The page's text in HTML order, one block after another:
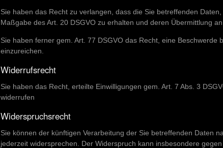
Sie haben das Recht zu verlangen, dass die Sie betreffenden
Maßgabe des Art. 20 DSGVO zu erhalten und deren Übermittlung
Sie haben ferner gem. Art. 77 DSGVO das Recht, eine Beschwerde
einzureichen.
Widerrufsrecht
Sie haben das Recht, erteilte Einwilligungen gem. Art. 7 Abs. 3
widerrufen
Widerspruchsrecht
Sie können der künftigen Verarbeitung der Sie betreffenden Daten
jederzeit widersprechen. Der Widerspruch kann insbesondere